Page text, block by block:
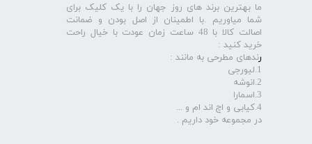
ما بهترین برند های روز جهان را با یک کلیک برای
شما میاوریم .با اطمینان از اصل بودن و ضمانت
اصالت کالا با 48 ساعت زمان عودت با خیال راحت
خرید کنید :
رندهای مطرحی به مانند :
1.لیورجی
2.انوشه
3.اسمارا
4.کیابی و اچ اند ام و ...
در مجموعه خود داریم .​​​​​​​